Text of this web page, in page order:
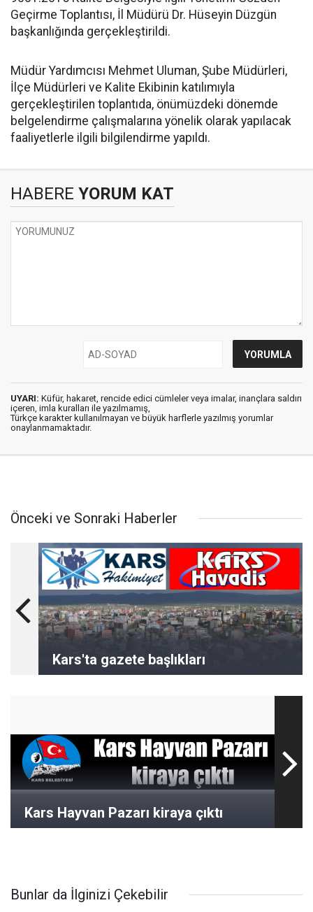
Geçirme Toplantısı, İl Müdürü Dr. Hüseyin Düzgün
başkanlığında gerçekleştirildi.
Müdür Yardımcısı Mehmet Uluman, Şube Müdürleri,
İlçe Müdürleri ve Kalite Ekibinin katılımıyla
gerçekleştirilen toplantıda, önümüzdeki dönemde
belgelendirme çalışmalarına yönelik olarak yapılacak
faaliyetlerle ilgili bilgilendirme yapıldı.
HABERE YORUM KAT
UYARI: Küfür, hakaret, rencide edici cümleler veya imalar, inançlara saldırı
içeren, imla kuralları ile yazılmamış,
Türkçe karakter kullanılmayan ve büyük harflerle yazılmış yorumlar
onaylanmamaktadır.
Önceki ve Sonraki Haberler
Kars'ta gazete başlıkları
Kars Hayvan Pazarı kiraya çıktı
Bunlar da İlginizi Çekebilir